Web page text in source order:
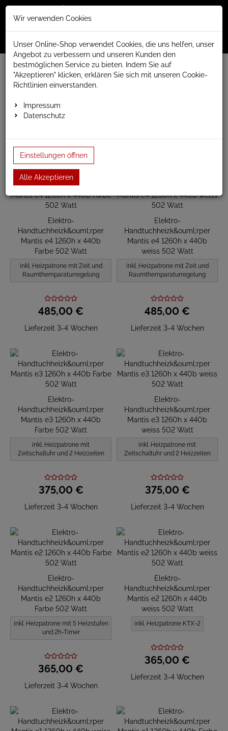
Menü
www.anapont.eu
elektrischer Badheizkörper
Mantis elektrisch
Baubreite 440mm
Bauhöhe 1260mm
Elektro-
Handtuchheizk&ouml;rper
Mantis e4 1260h x 440b
Farbe 502 Watt
inkl. Heizpatrone mit Zeit und
Raumthemparaturregelung
485,00 €
Lieferzeit 3-4 Wochen
Elektro-
Handtuchheizk&ouml;rper
Mantis e4 1260h x 440b
weiss 502 Watt
inkl. Heizpatrone mit Zeit und
Raumthemparaturregelung
485,00 €
Lieferzeit 3-4 Wochen
Elektro-
Handtuchheizk&ouml;rper
Mantis e3 1260h x 440b
Farbe 502 Watt
inkl. Heizpatrone mit
Zeitschaltuhr und 2 Heizzeiten
375,00 €
Lieferzeit 3-4 Wochen
Elektro-
Handtuchheizk&ouml;rper
Mantis e3 1260h x 440b
weiss 502 Watt
inkl. Heizpatrone mit
Zeitschaltuhr und 2 Heizzeiten
375,00 €
Lieferzeit 3-4 Wochen
Elektro-
Handtuchheizk&ouml;rper
Mantis e2 1260h x 440b
Farbe 502 Watt
inkl. Heizpatrone mit 5 Heizstufen
und 2h-Timer
365,00 €
Lieferzeit 3-4 Wochen
Elektro-
Handtuchheizk&ouml;rper
Mantis e2 1260h x 440b
weiss 502 Watt
inkl. Heizpatrone KTX-2
365,00 €
Lieferzeit 3-4 Wochen
Wir verwenden Cookies
Unser Online-Shop verwendet Cookies, die uns helfen, unser
Angebot zu verbessern und unseren Kunden den
bestmöglichen Service zu bieten. Indem Sie auf
"Akzeptieren" klicken, erklären Sie sich mit unseren Cookie-
Richtlinien einverstanden.
Impressum
Datenschutz
Einstellungen öffnen
Alle Akzeptieren